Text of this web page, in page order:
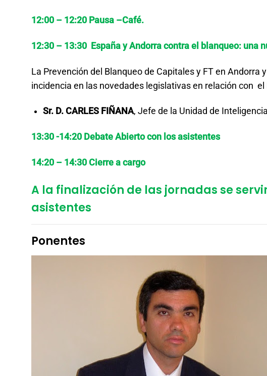
12:00 – 12:20 Pausa –Café.
12:30 – 13:30 España y Andorra contra el blanqueo: una
La Prevención del Blanqueo de Capitales y FT en
incidencia en las novedades legislativas en relación con el
Sr. D. CARLES FIÑANA, Jefe de la Unidad de
13:30 -14:20 Debate Abierto con los asistentes
14:20 – 14:30 Cierre a cargo
A la finalización de las jornadas se
asistentes
Ponentes